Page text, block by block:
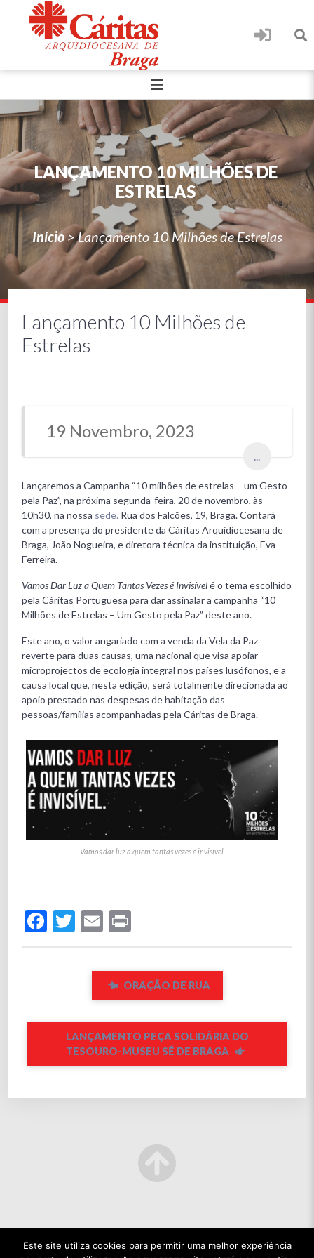
LANÇAMENTO 10 MILHÕES DE
ESTRELAS
Início>Lançamento 10 Milhões de Estrelas
Lançamento 10 Milhões de
Estrelas
19 Novembro, 2023
...
Lançaremos a Campanha “10 milhões de estrelas – um Gesto
pela Paz”, na próxima segunda-feira, 20 de novembro, às
10h30, na nossa sede. Rua dos Falcões, 19, Braga. Contará
com a presença do presidente da Cáritas Arquidiocesana de
Braga, João Nogueira, e diretora técnica da instituição, Eva
Ferreira.
Vamos Dar Luz a Quem Tantas Vezes é Invisívelé o tema escolhido
pela Cáritas Portuguesa para dar assinalar a campanha “10
Milhões de Estrelas – Um Gesto pela Paz” deste ano.
Este ano, o valor angariado com a venda da Vela da Paz
reverte para duas causas, uma nacional que visa apoiar
microprojectos de ecologia integral nos países lusófonos, e a
causa local que, nesta edição, será totalmente direcionada ao
apoio prestado nas despesas de habitação das
pessoas/famílias acompanhadas pela Cáritas de Braga.
Vamos dar luz a quem tantas vezes é invisível
Facebook
Twitter
Email
ORAÇÃO DE RUA
LANÇAMENTO PEÇA SOLIDÁRIA DO
TESOURO-MUSEU SÉ DE BRAGA
Este site utiliza cookies para permitir uma melhor experiência